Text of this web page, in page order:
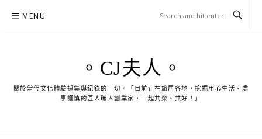
MENU
。CJ夫人。
關於當代文化體驗採集與紀錄的一切。「目前正在旅居各地，挖掘用心生活、處
事謹慎的匠人職人創業家，一起共榮、共好！」